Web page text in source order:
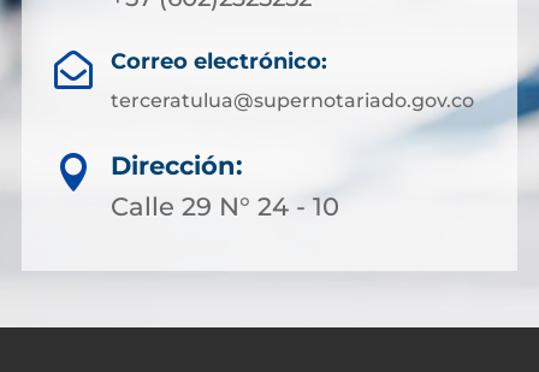
 Correo electrónico:
terceratulua@supernotariado.gov.co

Dirección:
Calle 29 N° 24 - 10